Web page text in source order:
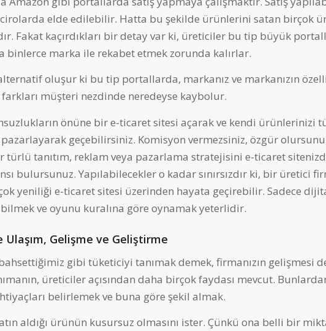
elde edilebilir. Hatta bu şekilde ürünlerini satan birçok
Fakat kaçırdıkları bir detay var ki, üreticiler bu tip büyük
binlerce marka ile rekabet etmek zorunda kalırlar.
oluşur ki bu tip portallarda, markanız ve markanızın
müşteri nezdinde neredeyse kaybolur.
önüne bir e-ticaret sitesi açarak ve kendi ürünlerinizi
geçebilirsiniz. Komisyon vermezsiniz, özgür
türlü tanıtım, reklam veya pazarlama stratejisini e-ticaret
bulursunuz. Yapılabilecekler o kadar sınırsızdır ki, bir üretici
yeniliği e-ticaret sitesi üzerinden hayata geçirebilir. Sadece
ve oyunu kuralına göre oynamak yeterlidir.
Ulaşım, Gelişme ve Geliştirme
gibi tüketiciyi tanımak demek, firmanızın gelişmesi
üreticiler açısından daha birçok faydası mevcut.
belirlemek ve buna göre şekil almak.
aldığı ürünün kusursuz olmasını ister. Çünkü ona belli bir